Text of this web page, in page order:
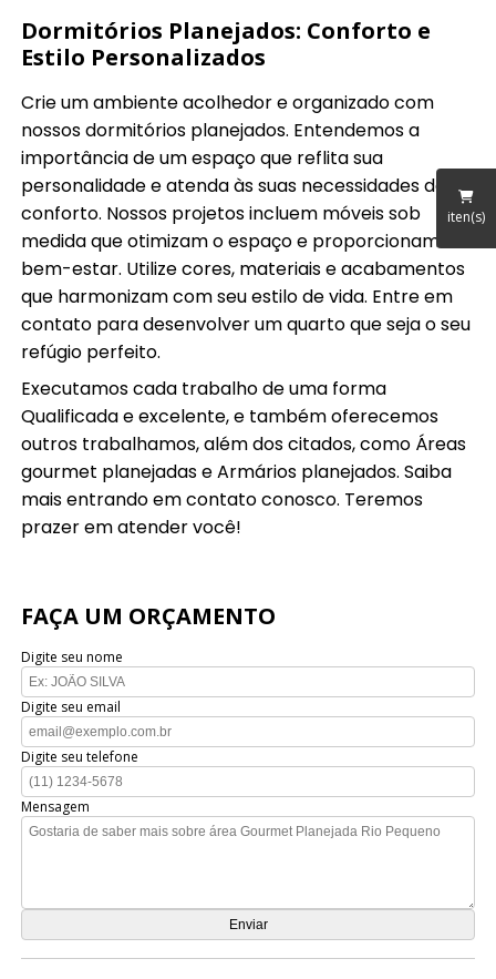
iten(s)
Dormitórios Planejados: Conforto e
Estilo Personalizados
Crie um ambiente acolhedor e organizado com
nossos dormitórios planejados. Entendemos a
importância de um espaço que reflita sua
personalidade e atenda às suas necessidades de
conforto. Nossos projetos incluem móveis sob
medida que otimizam o espaço e proporcionam
bem-estar. Utilize cores, materiais e acabamentos
que harmonizam com seu estilo de vida. Entre em
contato para desenvolver um quarto que seja o seu
refúgio perfeito.
Executamos cada trabalho de uma forma
Qualificada e excelente, e também oferecemos
outros trabalhamos, além dos citados, como Áreas
gourmet planejadas e Armários planejados. Saiba
mais entrando em contato conosco. Teremos
prazer em atender você!
FAÇA UM ORÇAMENTO
Digite seu nome
Digite seu email
Digite seu telefone
Mensagem